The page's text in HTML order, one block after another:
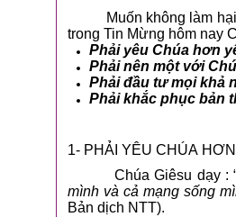
Muốn không làm hại
trong Tin Mừng hôm nay
Phải yêu Chúa hơn
Phải nên một với
Phải đầu tư mọi khả
Phải khắc phục bản
1- PHẢI YÊU CHÚA
Chúa Giêsu dạy :
mình và cả mạng sống
Bản dịch NTT).